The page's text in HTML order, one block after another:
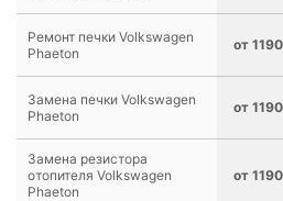
Ремонт печки Volkswagen
Phaeton
от
Замена печки Volkswagen
Phaeton
от
Замена резистора
отопителя Volkswagen
Phaeton
от